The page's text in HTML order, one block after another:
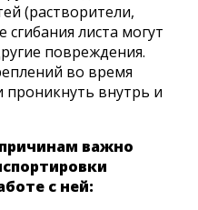
(растворители,
сгибания листа могут
повреждения.
во время
проникнуть внутрь и
важно
с ней: